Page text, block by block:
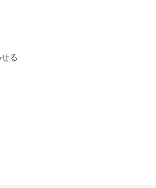
る